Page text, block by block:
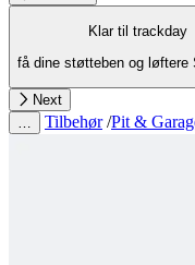
Klar til trackday
få dine støtteben og løftere
Next
Tilbehør /Pit &